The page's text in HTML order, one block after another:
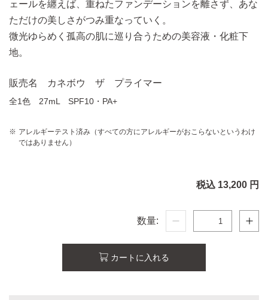
ェールを纏えば、 重ねたファンデーションを離さず、あな
ただけの美しさがつみ重なっていく。
微光ゆらめく孤高の肌に巡り合うための美容液・化粧下
地。
販売名 カネボウ ザ プライマー
全1色 27mL SPF10・PA+
アレルギーテスト済み（すべての方にアレルギーがおこらないというわけ
ではありません）
税込 13,200 円
数量:
カートに入れる